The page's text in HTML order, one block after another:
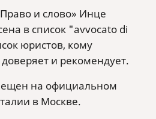
и слово» Инце
в список "avvocato di
юристов, кому
и рекомендует.
на официальном
в Москве.